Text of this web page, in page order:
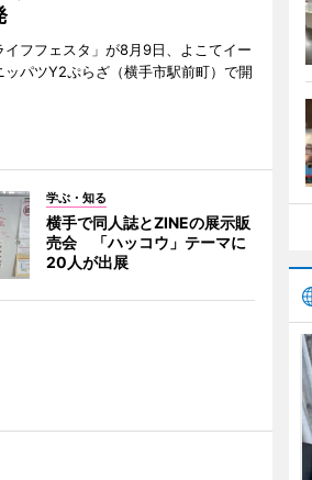
イフフェスタ」が8月9日、よこてイー
ッパツY2ぷらざ（横手市駅前町）で開
学ぶ・知る
横手で同人誌とZINEの展示販
売会 「ハッコウ」テーマに
20人が出展